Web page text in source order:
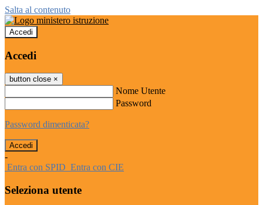
Salta al contenuto
Accedi
Accedi
button close ×
Nome Utente
Password
Password dimenticata?
-
Entra con SPID Entra con CIE
Seleziona utente